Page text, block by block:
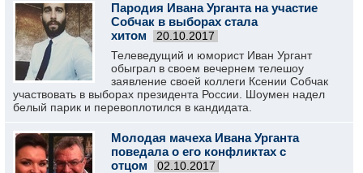
Пародия Ивана Урганта на участие
Собчак в выборах стала
хитом
20.10.2017
Телеведущий и юморист Иван Ургант
обыграл в своем вечернем телешоу
заявление своей коллеги Ксении Собчак
участвовать в выборах президента России. Шоумен надел
белый парик и перевоплотился в кандидата.
Молодая мачеха Ивана Урганта
поведала о его конфликтах с
отцом
02.10.2017